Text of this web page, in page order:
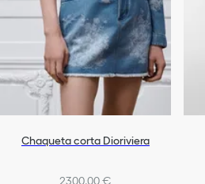
Chaqueta corta Dioriviera
2300,00 €